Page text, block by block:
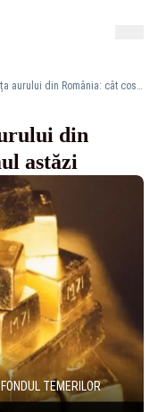
Maxim istoric pe piața aurului din România: cât costă gramul astăzi
din
astăzi
TEMERILOR